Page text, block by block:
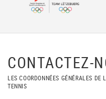
CONTACTEZ-
LES COORDONNÉES GÉNÉRALES
TENNIS